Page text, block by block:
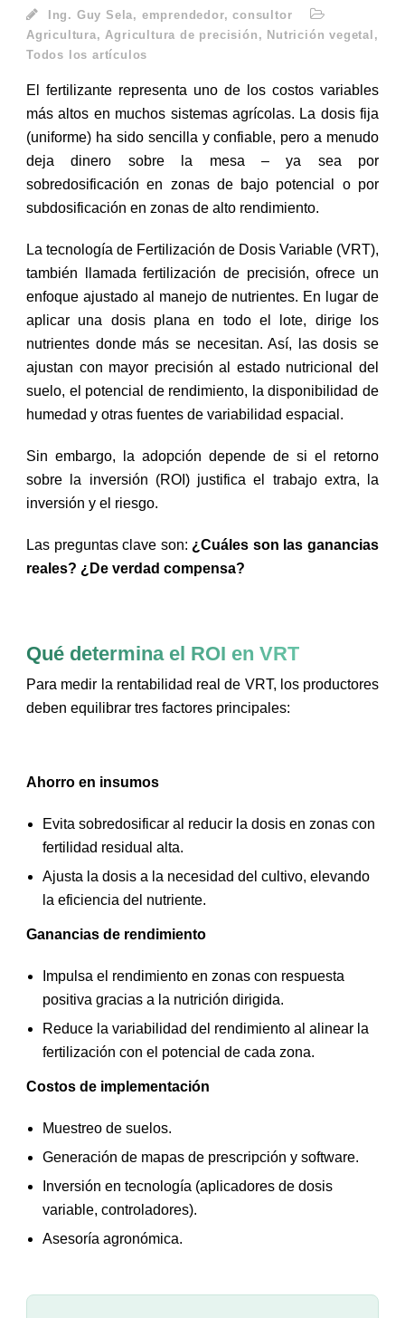
Ing. Guy Sela, emprendedor, consultor
Agricultura, Agricultura de precisión , Nutrición vegetal ,
Todos los artículos
El fertilizante representa uno de los costos variables
más altos en muchos sistemas agrícolas. La dosis fija
(uniforme) ha sido sencilla y confiable, pero a menudo
deja dinero sobre la mesa – ya sea por
sobredosificación en zonas de bajo potencial o por
subdosificación en zonas de alto rendimiento.
La tecnología de Fertilización de Dosis Variable (VRT),
también llamada fertilización de precisión, ofrece un
enfoque ajustado al manejo de nutrientes. En lugar de
aplicar una dosis plana en todo el lote, dirige los
nutrientes donde más se necesitan. Así, las dosis se
ajustan con mayor precisión al estado nutricional del
suelo, el potencial de rendimiento, la disponibilidad de
humedad y otras fuentes de variabilidad espacial.
Sin embargo, la adopción depende de si el retorno
sobre la inversión (ROI) justifica el trabajo extra, la
inversión y el riesgo.
Las preguntas clave son: ¿Cuáles son las ganancias
reales? ¿De verdad compensa?
Qué determina el ROI en VRT
Para medir la rentabilidad real de VRT, los productores
deben equilibrar tres factores principales:
Ahorro en insumos
Evita sobredosificar al reducir la dosis en zonas con
fertilidad residual alta.
Ajusta la dosis a la necesidad del cultivo, elevando
la eficiencia del nutriente.
Ganancias de rendimiento
Impulsa el rendimiento en zonas con respuesta
positiva gracias a la nutrición dirigida.
Reduce la variabilidad del rendimiento al alinear la
fertilización con el potencial de cada zona.
Costos de implementación
Muestreo de suelos.
Generación de mapas de prescripción y software.
Inversión en tecnología (aplicadores de dosis
variable, controladores).
Asesoría agronómica.